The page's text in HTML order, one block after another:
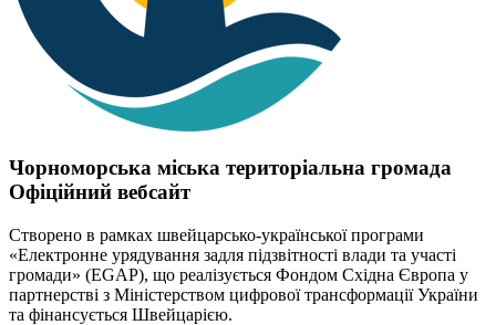
Чорноморська міська територіальна громада
Офіційний вебсайт
Створено в рамках швейцарсько-української програми
«Електронне урядування задля підзвітності влади та участі
громади» (EGAP), що реалізується Фондом Східна Європа у
партнерстві з Міністерством цифрової трансформації України
та фінансується Швейцарією.